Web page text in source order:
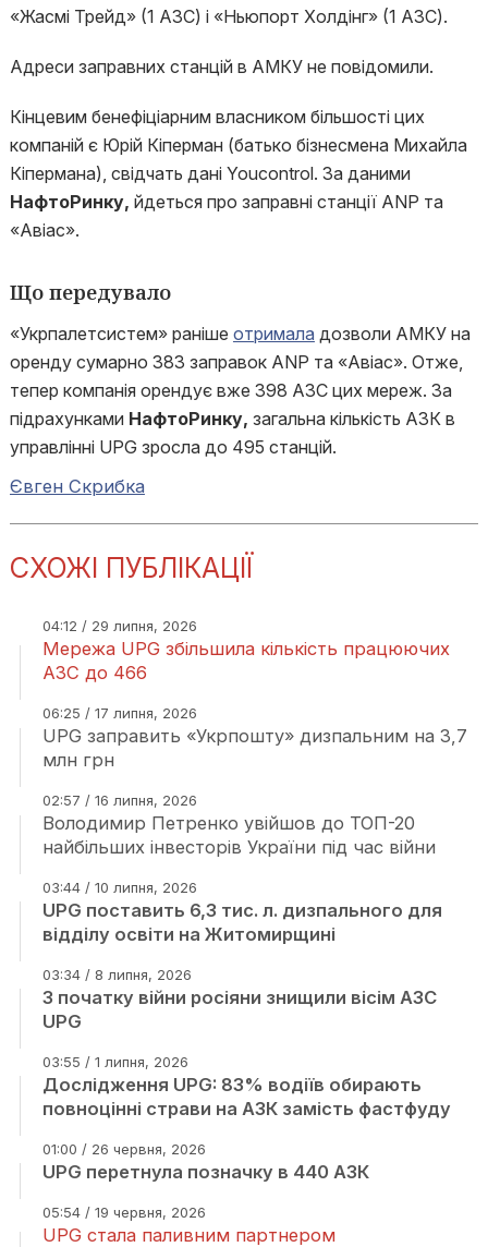
«Жасмі Трейд» (1 АЗС) і «Ньюпорт Холдінг» (1 АЗС).
Адреси заправних станцій в АМКУ не повідомили.
Кінцевим бенефіціарним власником більшості цих
компаній є Юрій Кіперман (батько бізнесмена Михайла
Кіпермана), свідчать дані Youcontrol. За даними
НафтоРинку, йдеться про заправні станції ANP та
«Авіас».
Що передувало
«Укрпалетсистем» раніше отримала дозволи АМКУ на
оренду сумарно 383 заправок ANP та «Авіас». Отже,
тепер компанія орендує вже 398 АЗС цих мереж. За
підрахунками НафтоРинку, загальна кількість АЗК в
управлінні UPG зросла до 495 станцій.
Євген Скрибка
СХОЖІ ПУБЛІКАЦІЇ
04:12 / 29 липня, 2026
Мережа UPG збільшила кількість працюючих
АЗС до 466
06:25 / 17 липня, 2026
UPG заправить «Укрпошту» дизпальним на 3,7
млн грн
02:57 / 16 липня, 2026
Володимир Петренко увійшов до ТОП-20
найбільших інвесторів України під час війни
03:44 / 10 липня, 2026
UPG поставить 6,3 тис. л. дизпального для
відділу освіти на Житомирщині
03:34 / 8 липня, 2026
З початку війни росіяни знищили вісім АЗС
UPG
03:55 / 1 липня, 2026
Дослідження UPG: 83% водіїв обирають
повноцінні страви на АЗК замість фастфуду
01:00 / 26 червня, 2026
UPG перетнула позначку в 440 АЗК
05:54 / 19 червня, 2026
UPG стала паливним партнером